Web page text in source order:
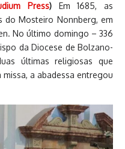
Press)Em 1685, as
do Mosteiro Nonnberg, em
No último domingo – 336
da Diocese de Bolzano-
últimas religiosas que
a abadessa entregou